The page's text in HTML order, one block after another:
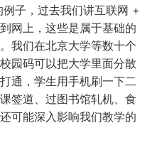
子，过去我们讲互联网 +
网上，这些是属于基础的
我们在北京大学等数十个
园码可以把大学里面分散
通，学生用手机刷一下二
签道、过图书馆轧机、食
可能深入影响我们教学的